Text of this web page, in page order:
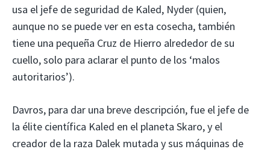
usa el jefe de seguridad de Kaled, Nyder (quien,
aunque no se puede ver en esta cosecha, también
tiene una pequeña Cruz de Hierro alrededor de su
cuello, solo para aclarar el punto de los ‘malos
autoritarios’).
Davros, para dar una breve descripción, fue el jefe de
la élite científica Kaled en el planeta Skaro, y el
creador de la raza Dalek mutada y sus máquinas de